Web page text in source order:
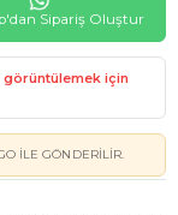
Sipariş Oluştur
görüntülemek için
ILE GÖNDERILIR.